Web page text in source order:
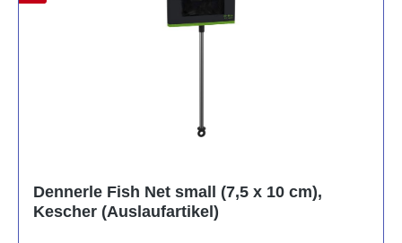
Dennerle Fish Net small (7,5 x 10 cm),
Kescher (Auslaufartikel)